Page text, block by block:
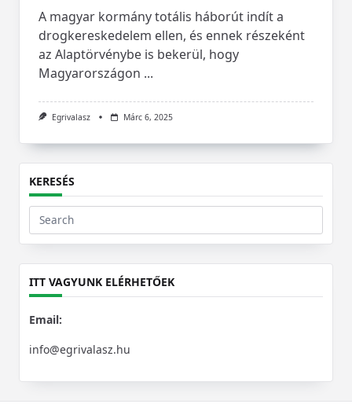
A magyar kormány totális háborút indít a
drogkereskedelem ellen, és ennek részeként
az Alaptörvénybe is bekerül, hogy
Magyarországon ...
Egrivalasz Márc 6, 2025
KERESÉS
Search
for:
ITT VAGYUNK ELÉRHETŐEK
Email:
info@egrivalasz.hu